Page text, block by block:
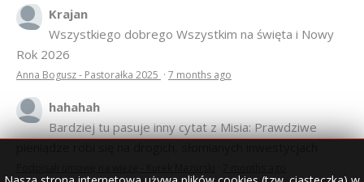
Krajan
Wszystkiego dobrego Wszystkim na święta i Nowy
Rok 2026
Anna Bogusz - Pastorałka 2025 · 7 months ago
hahahah
Bardziej tu pasuje inny cytat z Misia: Prawdziwe